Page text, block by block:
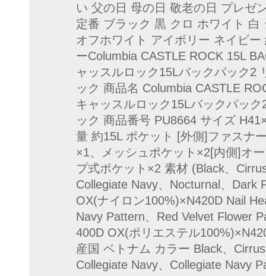
い 父の日 母の日 敬老の日 プレ
定番 ブラック 黒 クロ ホワイト
オフホワイト アイボリー ネイビ
ーColumbia CASTLE ROCK 15L
ャッスルロック15Lバックパック2
ック 商品名 Columbia CASTLE
キャッスルロック15Lバックパッ
ック 商品番号 PU8664 サイズ
量 約15L ポケット [外側]ファスナ
×1、メッシュポケット×2[内側]オ
プ式ポケット×2 素材 (Black、
Collegiate Navy、Nocturnal、Dark
OX(ナイロン100%)×N420D Nail
Navy Pattern、Red Velvet Flower
400D OX(ポリエステル
産国 ベトナム カラー Black、
Collegiate Navy、Collegiate Navy